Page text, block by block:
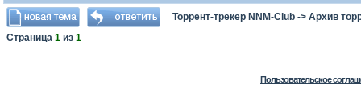
Торрент-трекер NNM-Club -> Архив
Страница 1 из 1
Пользовательское